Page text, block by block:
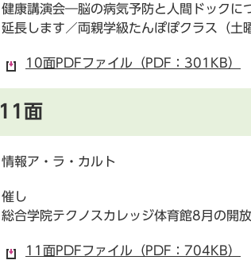
健康講演会―脳の病気予防と人間ドックに
延長します／両親学級たんぽぽクラス（
10面PDFファイル（PDF：301KB）
11面
情報ア・ラ・カルト
催し
総合学院テクノスカレッジ体育館8月の開
11面PDFファイル（PDF：704KB）